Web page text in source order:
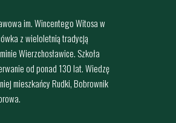
im. Wincentego Witosa w
z wieloletnią tradycją
Wierzchosławice. Szkoła
od ponad 130 lat. Wiedzę
mieszkańcy Rudki, Bobrownik